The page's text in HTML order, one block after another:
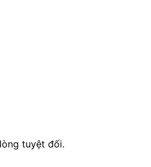
tuyệt đối.